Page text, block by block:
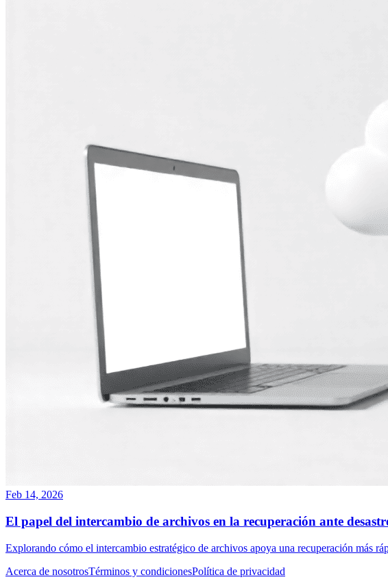
Feb 14, 2026
El papel del intercambio de archivos en la recuperación ante
Explorando cómo el intercambio estratégico de archivos apoya una recuperación más
Acerca de nosotrosTérminos y condicionesPolítica de privacidad